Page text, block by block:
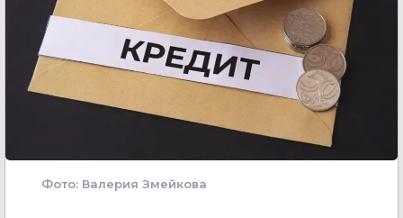
Фото: Валерия Змейкова